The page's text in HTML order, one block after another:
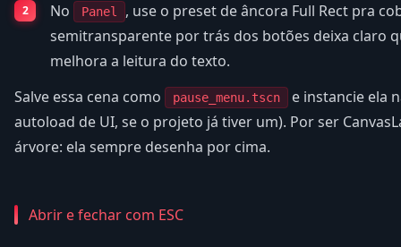
No
Panel
, use o preset de âncora Full Rect pra
semitransparente por trás dos botões deixa claro
melhora a leitura do texto.
Salve essa cena como
pause_menu.tscn
e instancie ela
autoload de UI, se o projeto já tiver um). Por ser
árvore: ela sempre desenha por cima.
Abrir e fechar com ESC